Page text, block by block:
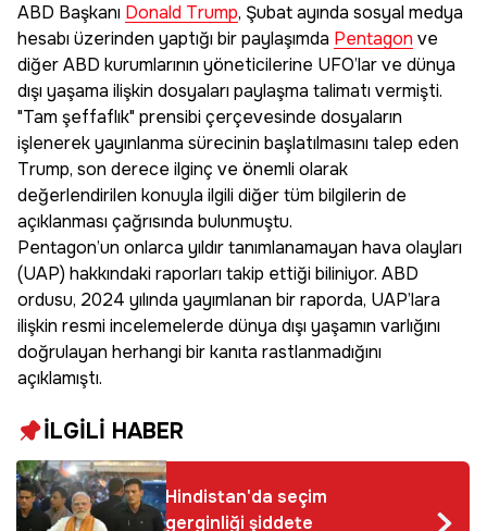
ABD Başkanı Donald Trump, Şubat ayında sosyal medya
hesabı üzerinden yaptığı bir paylaşımda Pentagon ve
diğer ABD kurumlarının yöneticilerine UFO’lar ve dünya
dışı yaşama ilişkin dosyaları paylaşma talimatı vermişti.
"Tam şeffaflık" prensibi çerçevesinde dosyaların
işlenerek yayınlanma sürecinin başlatılmasını talep eden
Trump, son derece ilginç ve önemli olarak
değerlendirilen konuyla ilgili diğer tüm bilgilerin de
açıklanması çağrısında bulunmuştu.
Pentagon’un onlarca yıldır tanımlanamayan hava olayları
(UAP) hakkındaki raporları takip ettiği biliniyor. ABD
ordusu, 2024 yılında yayımlanan bir raporda, UAP’lara
ilişkin resmi incelemelerde dünya dışı yaşamın varlığını
doğrulayan herhangi bir kanıta rastlanmadığını
açıklamıştı.
İLGİLİ HABER
Hindistan'da seçim
gerginliği şiddete